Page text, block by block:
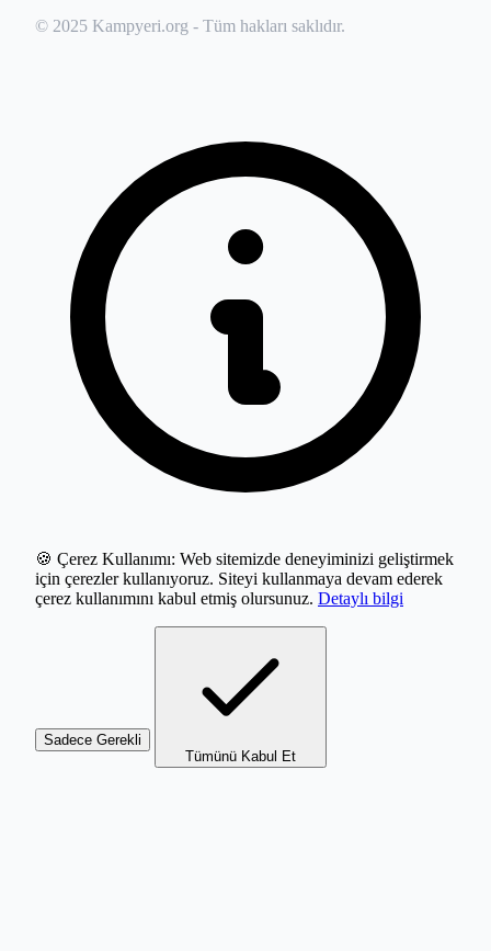
© 2025 Kampyeri.org - Tüm hakları saklıdır.
🍪 Çerez Kullanımı: Web sitemizde deneyiminizi geliştirmek
için çerezler kullanıyoruz. Siteyi kullanmaya devam ederek
çerez kullanımını kabul etmiş olursunuz. Detaylı bilgi
Sadece Gerekli
Tümünü Kabul Et